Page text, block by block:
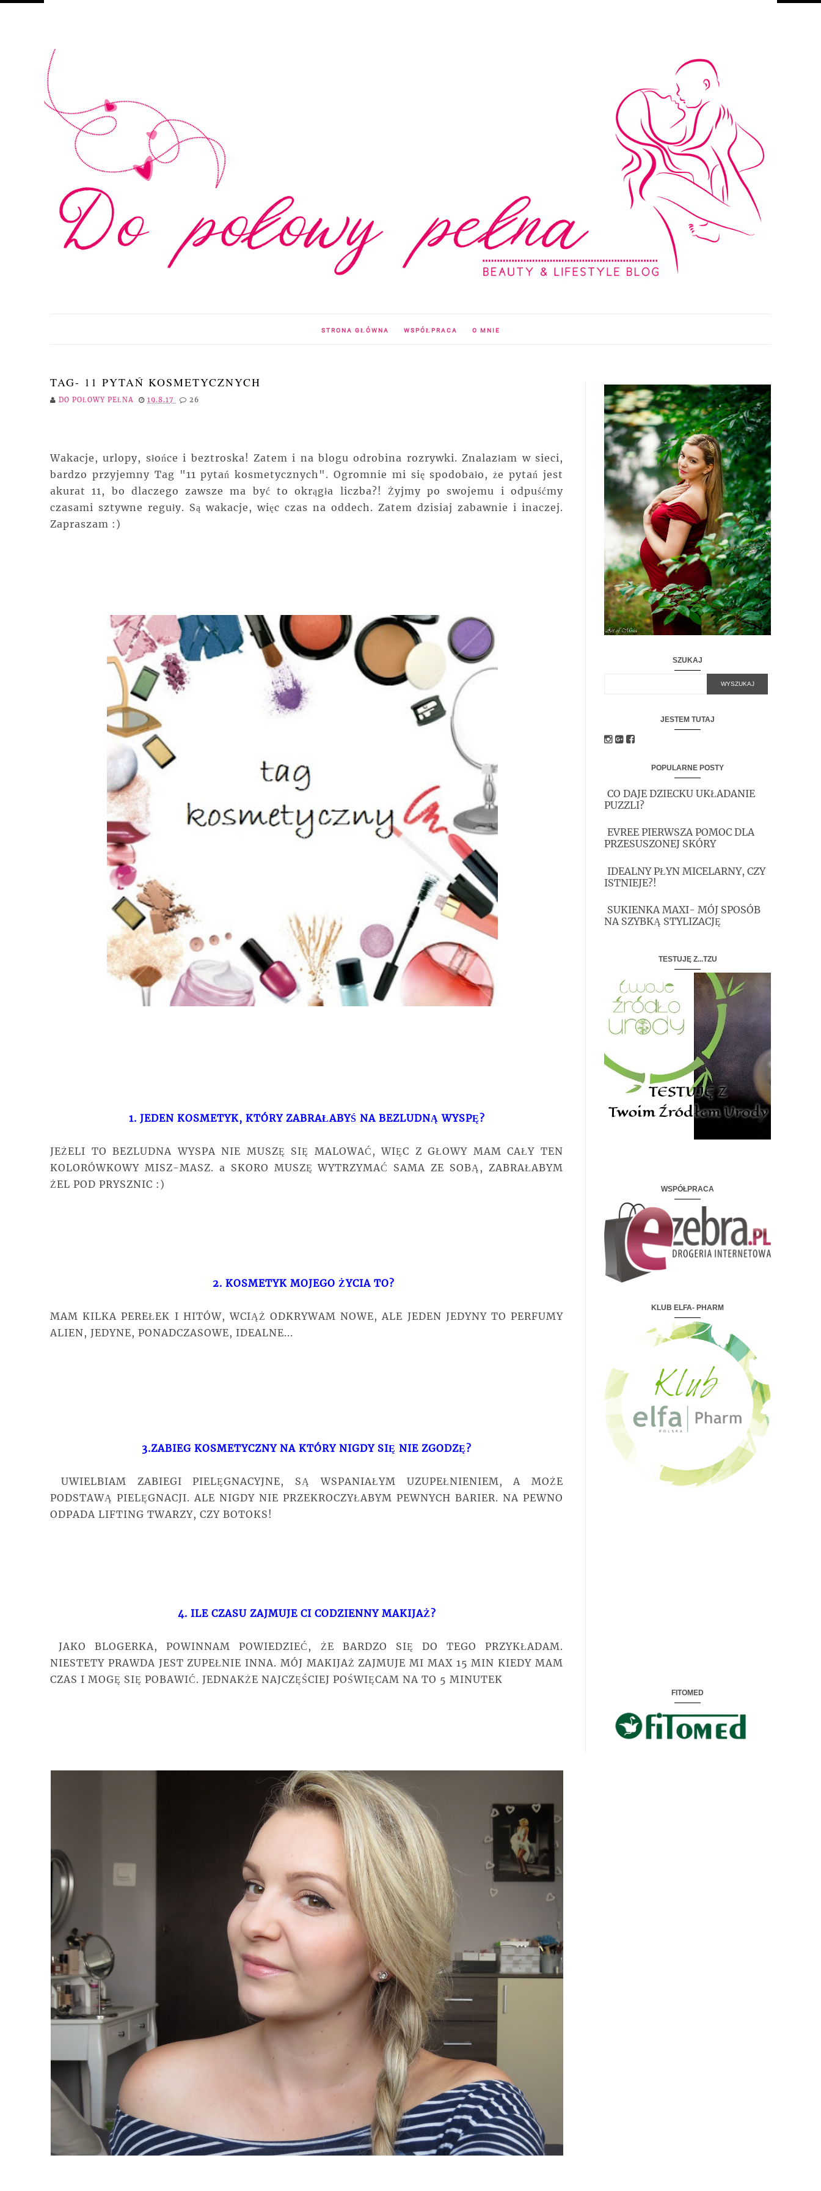
STRONA GŁÓWNA WSPÓŁPRACA O MNIE
TAG- 11 PYTAŃ KOSMETYCZNYCH
DO POŁOWY PEŁNA 19.8.17 26
Wakacje, urlopy, słońce i beztroska! Zatem i na blogu odrobina rozrywki. Znalazłam w sieci,
bardzo przyjemny Tag "11 pytań kosmetycznych". Ogromnie mi się spodobało, że pytań jest
akurat 11, bo dlaczego zawsze ma być to okrągła liczba?! Żyjmy po swojemu i odpuśćmy
czasami sztywne reguły. Są wakacje, więc czas na oddech. Zatem dzisiaj zabawnie i inaczej.
Zapraszam :)
1. JEDEN KOSMETYK, KTÓRY ZABRAŁABYŚ NA BEZLUDNĄ WYSPĘ?
JEŻELI TO BEZLUDNA WYSPA NIE MUSZĘ SIĘ MALOWAĆ, WIĘC Z GŁOWY MAM CAŁY TEN
KOLORÓWKOWY MISZ-MASZ. a SKORO MUSZĘ WYTRZYMAĆ SAMA ZE SOBĄ, ZABRAŁABYM
ŻEL POD PRYSZNIC :)
2. KOSMETYK MOJEGO ŻYCIA TO?
MAM KILKA PEREŁEK I HITÓW, WCIĄŻ ODKRYWAM NOWE, ALE JEDEN JEDYNY TO PERFUMY
ALIEN, JEDYNE, PONADCZASOWE, IDEALNE...
3.ZABIEG KOSMETYCZNY NA KTÓRY NIGDY SIĘ NIE ZGODZĘ?
UWIELBIAM ZABIEGI PIELĘGNACYJNE, SĄ WSPANIAŁYM UZUPEŁNIENIEM, A MOŻE
PODSTAWĄ PIELĘGNACJI. ALE NIGDY NIE PRZEKROCZYŁABYM PEWNYCH BARIER. NA PEWNO
ODPADA LIFTING TWARZY, CZY BOTOKS!
4. ILE CZASU ZAJMUJE CI CODZIENNY MAKIJAŻ?
JAKO BLOGERKA, POWINNAM POWIEDZIEĆ, ŻE BARDZO SIĘ DO TEGO PRZYKŁADAM.
NIESTETY PRAWDA JEST ZUPEŁNIE INNA. MÓJ MAKIJAŻ ZAJMUJE MI MAX 15 MIN KIEDY MAM
CZAS I MOGĘ SIĘ POBAWIĆ. JEDNAKŻE NAJCZĘŚCIEJ POŚWIĘCAM NA TO 5 MINUTEK
SZUKAJ
JESTEM TUTAJ
POPULARNE POSTY
CO DAJE DZIECKU UKŁADANIE
PUZZLI?
EVREE PIERWSZA POMOC DLA
PRZESUSZONEJ SKÓRY
IDEALNY PŁYN MICELARNY, CZY
ISTNIEJE?!
SUKIENKA MAXI- MÓJ SPOSÓB
NA SZYBKĄ STYLIZACJĘ
TESTUJĘ Z...TZU
WSPÓŁPRACA
KLUB ELFA- PHARM
FITOMED